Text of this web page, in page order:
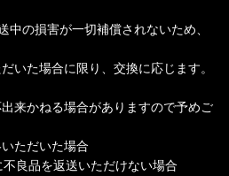
の損害が一切補償されないため、
いた場合に限り、交換に応じます。
来かねる場合がありますので予めご
ただいた場合
良品を返送いただけない場合